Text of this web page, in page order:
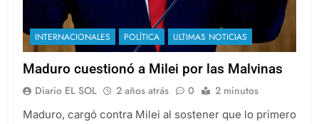
INTERNACIONALES POLÍTICA ULTIMAS NOTICIAS
Maduro cuestionó a Milei por las Malvinas
Diario EL SOL 2 años atrás 0 2 minutos
Maduro, cargó contra Milei al sostener que lo primero